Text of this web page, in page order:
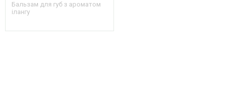
Бальзам для губ з ароматом
ілангу